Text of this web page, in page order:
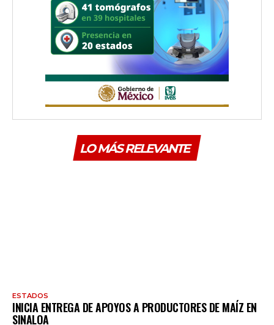
LO MÁS RELEVANTE
ESTADOS
INICIA ENTREGA DE APOYOS A PRODUCTORES DE MAÍZ EN
SINALOA